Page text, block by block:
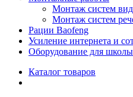
Монтаж систем
Монтаж систем
Рации Baofeng
Усиление интернета и
Оборудование для школы
Каталог товаров